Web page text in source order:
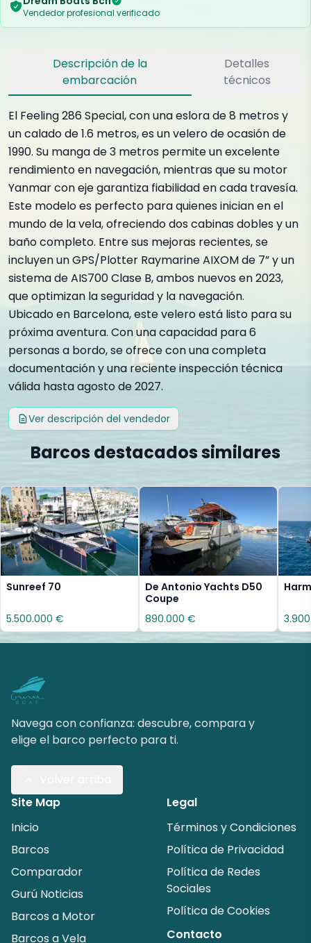
Vendedor profesional verificado
Descripción de la
embarcación
Detalles
técnicos
El Feeling 286 Special, con una eslora de 8 metros y
un calado de 1.6 metros, es un velero de ocasión de
1990. Su manga de 3 metros permite un excelente
rendimiento en navegación, mientras que su motor
Yanmar con eje garantiza fiabilidad en cada travesía.
Este modelo es perfecto para quienes inician en el
mundo de la vela, ofreciendo dos cabinas dobles y un
baño completo. Entre sus mejoras recientes, se
incluyen un GPS/Plotter Raymarine AIXOM de 7” y un
sistema de AIS700 Clase B, ambos nuevos en 2023,
que optimizan la seguridad y la navegación.
Ubicado en Barcelona, este velero está listo para su
próxima aventura. Con una capacidad para 6
personas a bordo, se ofrece con una completa
documentación y una reciente inspección técnica
válida hasta agosto de 2027.
Ver descripción del vendedor
Barcos destacados similares
Sunreef 70
5.500.000 €
De Antonio Yachts D50
Coupe
890.000 €
Navega con confianza: descubre, compara y
elige el barco perfecto para ti.
Site Map
Inicio
Barcos
Comparador
Gurú Noticias
Barcos a Motor
Barcos a Vela
Legal
Términos y Condiciones
Política de Privacidad
Política de Redes
Sociales
Política de Cookies
Contacto